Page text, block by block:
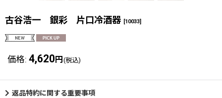
古谷浩一 銀彩 片口冷酒器 [10033]
価格: 4,620 円 (税込)
返品特約に関する重要事項